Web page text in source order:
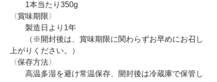
1本当たり350g
〈賞味期限〉
製造日より1年
（※開封後は、賞味期限に関わらずお早めにお召し
上がりください。）
〈保存方法〉
高温多湿を避け常温保存、開封後は冷蔵庫で保管し